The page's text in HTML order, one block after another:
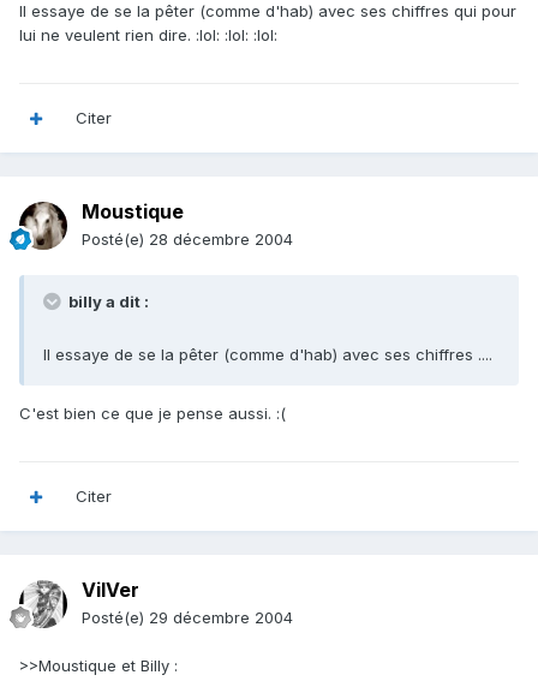
Il essaye de se la pêter (comme d'hab) avec ses chiffres qui pour
lui ne veulent rien dire. :lol: :lol: :lol:
Citer
Moustique
Posté(e) 28 décembre 2004
billy a dit :
Il essaye de se la pêter (comme d'hab) avec ses chiffres ....
C'est bien ce que je pense aussi. :(
Citer
VilVer
Posté(e) 29 décembre 2004
>>Moustique et Billy :